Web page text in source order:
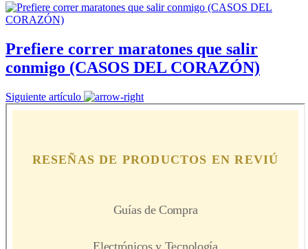
Prefiere correr maratones que salir
conmigo (CASOS DEL CORAZÓN)
Siguiente artículo